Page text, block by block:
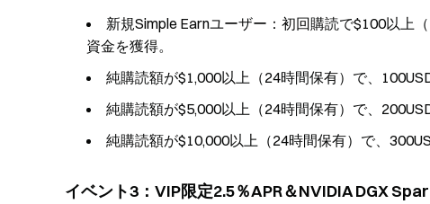
新規Simple Earnユーザー：初回購読で$100以上
資金を獲得。
純購読額が$1,000以上（24時間保有）で、
純購読額が$5,000以上（24時間保有）で、
純購読額が$10,000以上（24時間保有）で、
イベント3：VIP限定2.5％APR＆NVIDIA DGX